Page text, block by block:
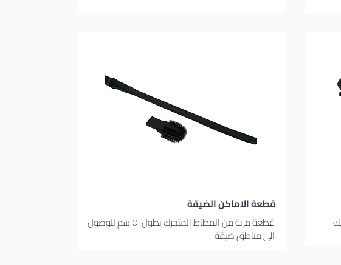
قطعة الاماكن الضيقة
قطعة مرنة من المطاط المتحرك بطول ٥٠ سم للوصول
الى مناطق ضيقة